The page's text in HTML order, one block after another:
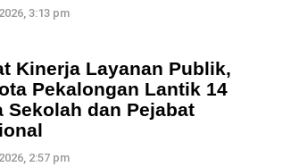
3:13 pm
Kinerja Layanan Publik,
Pekalongan Lantik 14
Sekolah dan Pejabat
2:57 pm